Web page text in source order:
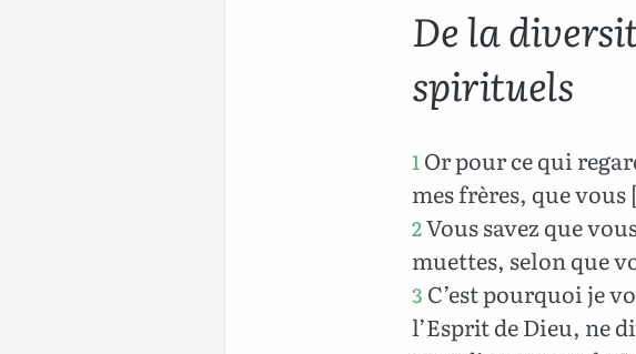
De la
spirituels
1Or pour ce qui
mes frères, que
2Vous savez que
muettes, selon que
3 C’est pourquoi je
l’Esprit de Dieu, ne